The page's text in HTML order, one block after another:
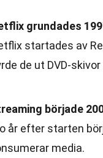
grundades
startades av
de ut DVD-
började
år efter starten
media.